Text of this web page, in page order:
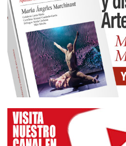
contradicción? ¿Qué piensan?